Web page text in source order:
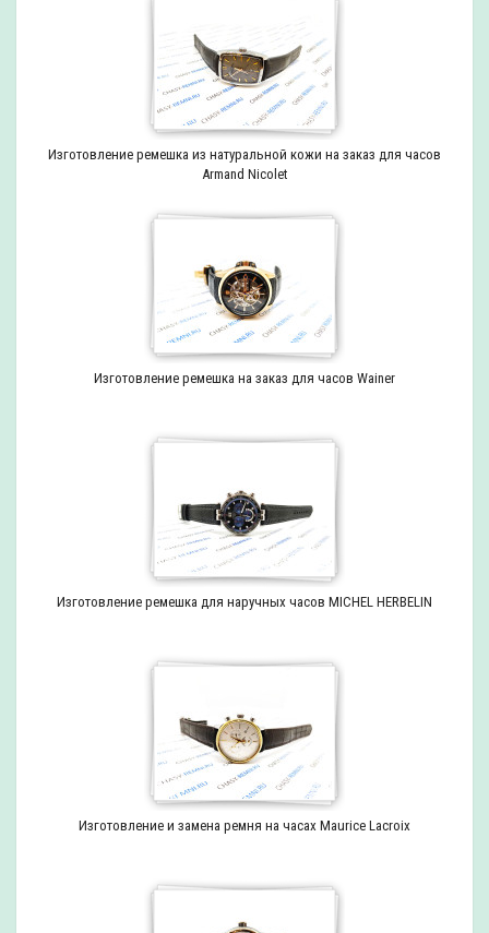
Изготовление ремешка из натуральной кожи на заказ для часов
Armand Nicolet
Изготовление ремешка на заказ для часов Wainer
Изготовление ремешка для наручных часов MICHEL HERBELIN
Изготовление и замена ремня на часах Maurice Lacroix